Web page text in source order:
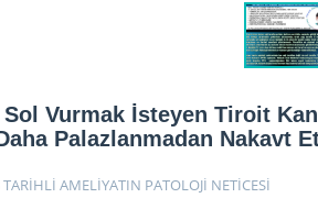
Vurmak İsteyen Tiroit
Palazlanmadan Nakavt
AMELİYATIN PATOLOJİ NETİCESİ